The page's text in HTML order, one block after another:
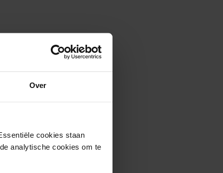
Over
cookies staan
analytische cookies om te
De auto stond